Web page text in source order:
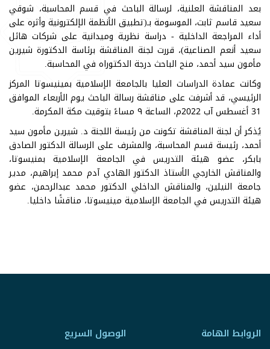
بعد المناقشة العلنية، لرسالة الباحث في قسم المحاسبة، شوقي
سعيد قاسم ثابت، الموسومة بـ(تطبيق الأنظمة الإلكترونية وأثره على
أداء المراجعة الداخلية - دراسة نظرية وميدانية على شركات هائل
سعيد أنعم الصناعية)، قررت لجنة المناقشة برئاسة الدكتورة شيرين
مأمون سيد أحمد، منح الباحث درجة الدكتوراه في المحاسبة.
وكانت عمادة الدراسات العليا بالجامعة الإسلامية بمينيسوتا المركز
الرئيسي، قد أشرفت على مناقشة رسالة الباحث يوم الأربعاء الموافق
31 أغسطس آب 2022م، الساعة ٩ مساءً بتوقيت مكة المكرمة.
يُذكر أن لجنة المناقشة تكونت من رئيسة اللجنة د. شيرين مأمون سيد
أحمد، رئيسة قسم المحاسبة، والمشرف على الرسالة الدكتور الصادق
بابكر، عضو هيئة التدريس في الجامعة الإسلامية بمنيسوتا،
والمناقش الخارجي الأستاذ الدكتور الهادي آدم محمد إبراهيم، مدير
جامعة النيلين، والمناقش الداخلي الدكتور محمد عبدالرحمن، عضو
هيئة التدريس في الجامعة الإسلامية مينيسوتا، مناقشًا داخليا.
الروابط الهامة الوصول السريع